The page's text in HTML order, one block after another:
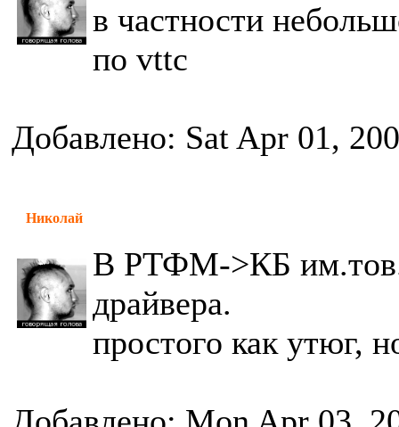
в частности
по vttc
Добавлено: Sat Apr 01,
Николай
В РТФМ->КБ
драйвера.
простого как утюг,